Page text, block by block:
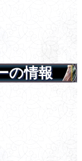
の情報